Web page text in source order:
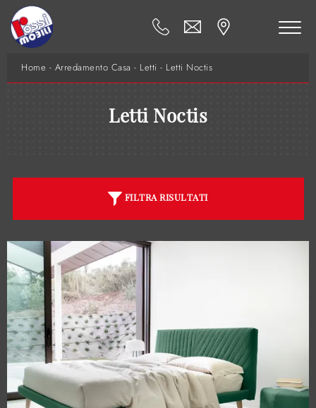
Home - Arredamento Casa - Letti - Letti Noctis
Letti Noctis
FILTRA RISULTATI